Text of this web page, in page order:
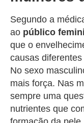
Segundo a
ao público
que o
causas
No sexo
mais força. Nas
sempre uma
nutrientes que